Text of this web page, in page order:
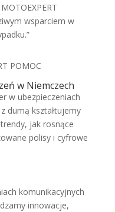
wsparciem w
POMOC
w Niemczech
w ubezpieczeniach
dumą kształtujemy
jak rosnące
polisy i cyfrowe
komunikacyjnych
innowacje,